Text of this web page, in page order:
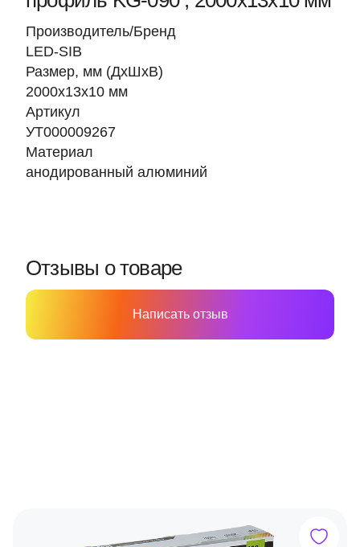
Производитель/Бренд
LED-SIB
Размер, мм (ДхШхВ)
2000х13х10 мм
Артикул
УТ000009267
Материал
анодированный алюминий
Отзывы о товаре
Написать отзыв